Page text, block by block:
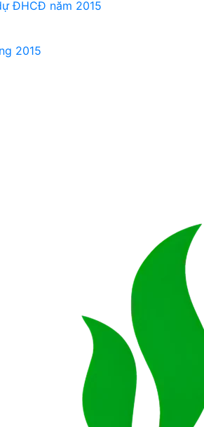
ĐHCĐ năm 2015
2015